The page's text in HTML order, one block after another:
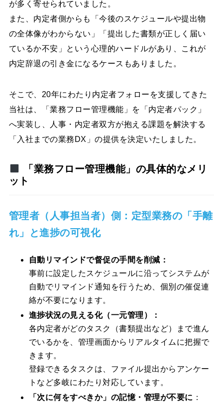
が多く寄せられていました。
また、内定者側からも「今後のスケジュールや提出物
の全体像がわからない」「提出した書類が正しく届い
ているか不安」という心理的ハードルがあり、これが
内定辞退の引き金になるケースもありました。
そこで、20年にわたり内定者フォローを支援してきた
当社は、「業務フロー管理機能」を「内定者パック」
へ実装し、人事・内定者双方が抱える課題を解決する
「入社までの業務DX」の提供を決定いたしました。
「業務フロー管理機能」の具体的なメリ
ット
管理者（人事担当者）側：定型業務の「手離
れ」と進捗の可視化
自動リマインドで督促の手間を削減：
事前に設定したスケジュールに沿ってシステムが
自動でリマインド通知を行うため、個別の催促連
絡が不要になります。
進捗状況の見える化（一元管理）：
各内定者がどのタスク（書類提出など）まで進ん
でいるかを、管理画面からリアルタイムに把握で
きます。
登録できるタスクは、ファイル提出からアンケー
トなど多岐にわたり対応しています。
「次に何をすべきか」の記憶・管理が不要に ：